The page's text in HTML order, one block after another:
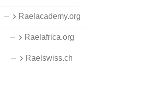
Raelacademy.org
Raelafrica.org
Raelswiss.ch